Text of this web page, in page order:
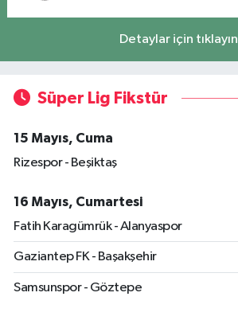
Detaylar için tıklayın
Süper Lig Fikstür
15 Mayıs, Cuma
Rizespor - Beşiktaş
16 Mayıs, Cumartesi
Fatih Karagümrük - Alanyaspor
Gaziantep FK - Başakşehir
Samsunspor - Göztepe